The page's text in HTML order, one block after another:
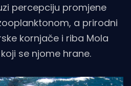
percepciju promjene
a prirodni
kornjače i riba Mola
se njome hrane.